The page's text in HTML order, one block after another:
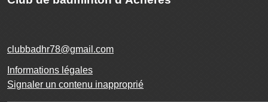
clubbadhr78@gmail.com
Informations légales
Signaler un contenu inapproprié